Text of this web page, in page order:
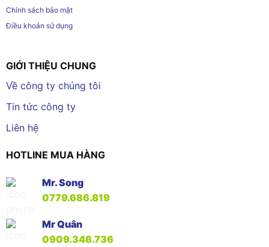
Chính sách bảo mật
Điều khoản sử dụng
GIỚI THIỆU CHUNG
Về công ty chúng tôi
Tin tức công ty
Liên hệ
HOTLINE MUA HÀNG
Mr. Song
0779.686.819
Mr Quân
0909.346.736